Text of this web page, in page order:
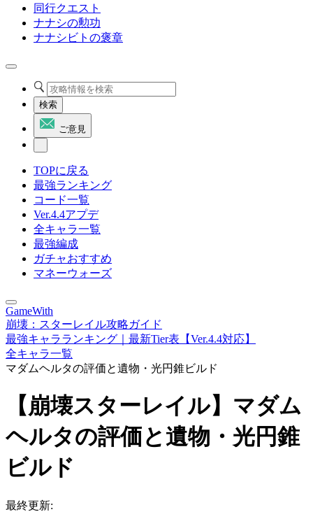
同行クエスト
ナナシの勲功
ナナシビトの褒章
検索
ご意見
TOPに戻る
最強ランキング
コード一覧
Ver.4.4アプデ
全キャラ一覧
最強編成
ガチャおすすめ
マネーウォーズ
GameWith
崩壊：スターレイル攻略ガイド
最強キャラランキング｜最新Tier表【Ver.4.4対応】
全キャラ一覧
マダムヘルタの評価と遺物・光円錐ビルド
【崩壊スターレイル】マダム
ヘルタの評価と遺物・光円錐
ビルド
最終更新: